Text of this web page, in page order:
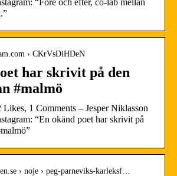
› CKrVsDiHDeN
har skrivit på den
#malmö
1 Comments – Jesper Niklasson
“En okänd poet har skrivit på
› noje › peg-parneviks-karleksf…